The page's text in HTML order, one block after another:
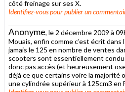
côté freinage sur ses X.
Identifiez-vouspour publier un
Anonyme, le 2 décembre 2009 à
Mouais, enfin comme c'est écrit dans
jamais le 125 en nombre de ventes
scooters sont essentiellement
donc pas accès (et heureusement
déjà ce que certains voire la majorité
une cylindrée supérieur à 125cm3 en